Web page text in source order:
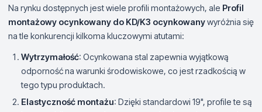
Na rynku dostępnych jest wiele profili montażowych, ale Profil
montażowy ocynkowany do KD/K3 ocynkowanywyróżnia się
na tle konkurencji kilkoma kluczowymi atutami:
Wytrzymałość: Ocynkowana stal zapewnia wyjątkową
odporność na warunki środowiskowe, co jest rzadkością w
tego typu produktach.
Elastyczność montażu: Dzięki standardowi 19", profile te są